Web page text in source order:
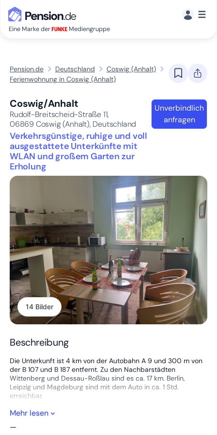
Eine Marke der Mediengruppe
☰
Pension.de Deutschland
Coswig (Anhalt)
Ferienwohnung in Coswig (Anhalt)
Coswig/Anhalt
Rudolf-Breitscheid-Straße 11,
06869 Coswig (Anhalt), Deutschland
Verkehrsgünstige, ruhige und voll
ausgestattete Unterkünfte mit
WLAN und großem Garten zur
Erholung
Unverbindlich
anfragen
14 Bilder
Beschreibung
Die Unterkunft ist 4 km von der Autobahn A 9 und 300 m von
der B 107 und B 187 entfernt. Zu den Nachbarstädten
Wittenberg und Dessau-Roßlau sind es ca. 17 km. Berlin,
Leipzig und Magdeburg sind mit dem Auto in ca. 1 Std.
erreichbar.
Das Haus ist ruhig und zentral gelegen - zum Discounter sind
Mehr lesen
—